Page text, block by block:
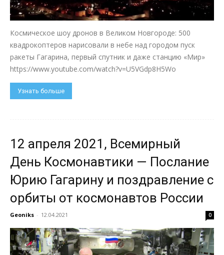
Космическое шоу дронов в Великом Новгороде: 500
квадрокоптеров нарисовали в небе над городом пуск
ракеты Гагарина, первый спутник и даже станцию «Мир»
https://www.youtube.com/watch?v=U5VGdp8H5Wo
Узнать больше
12 апреля 2021, Всемирный
День Космонавтики — Послание
Юрию Гагарину и поздравление с
орбиты от космонавтов России
Geoniks - 12.04.2021 0